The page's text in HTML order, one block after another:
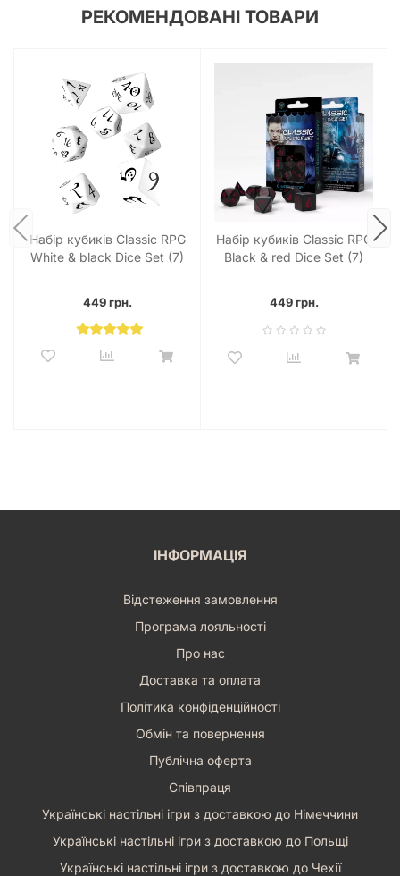
РЕКОМЕНДОВАНІ ТОВАРИ
Набір кубиків Classic RPG
White & black Dice Set (7)
449 грн.
Набір кубиків Classic RPG
Black & red Dice Set (7)
449 грн.
ІНФОРМАЦІЯ
Відстеження замовлення
Програма лояльності
Про нас
Доставка та оплата
Політика конфіденційності
Обмін та повернення
Публічна оферта
Співпраця
Українські настільні ігри з доставкою до Німеччини
Українські настільні ігри з доставкою до Польщі
Українські настільні ігри з доставкою до Чехії